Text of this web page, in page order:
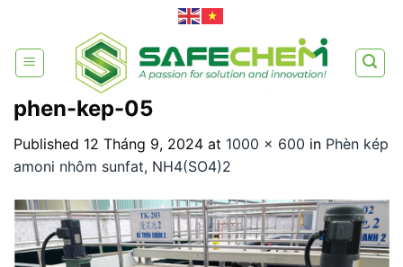
content
phen-kep-05
Published 12 Tháng 9, 2024 at 1000 × 600 in Phèn kép
amoni nhôm sunfat, NH4(SO4)2